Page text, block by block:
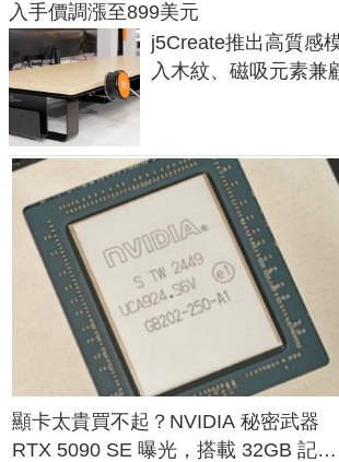
入手價調漲至899美元
j5Create推出高質感
入木紋、磁吸元素兼
顯卡太貴買不起？NVIDIA 秘密武器
RTX 5090 SE 曝光，搭載 32GB 記憶